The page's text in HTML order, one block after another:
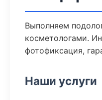
Выполняем
косметологами.
фотофиксация,
Наши услуги